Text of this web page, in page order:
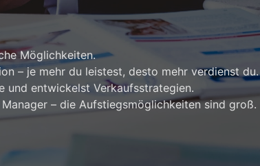
Möglichkeiten.
– je mehr du leistest, desto mehr verdienst du.
und entwickelst Verkaufsstrategien.
– die Aufstiegsmöglichkeiten sind groß.